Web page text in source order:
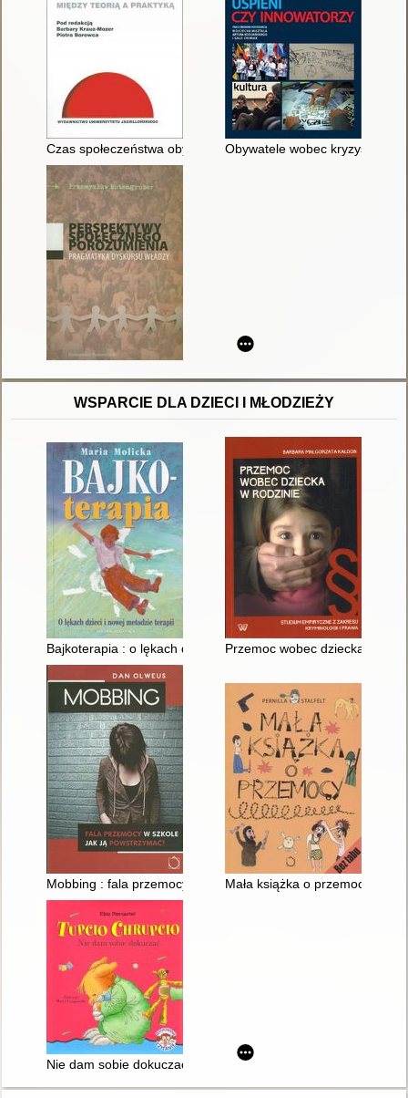
Czas społeczeństwa obywatelskiego : między teorią a praktyką
Obywatele wobec kryzysu :
WSPARCIE DLA DZIECI I MŁODZIEŻY
Bajkoterapia : o lękach dzieci i nowej metodzie terapii
Przemoc wobec dziecka w
Mobbing : fala przemocy w szkole jak ją powstrzymać?
Mała książka o przemocy
Nie dam sobie dokuczać